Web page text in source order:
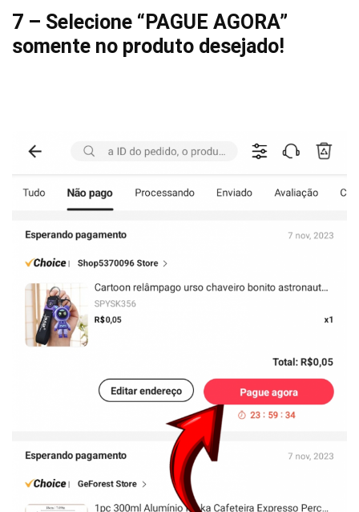
7 – Selecione “PAGUE AGORA”
somente no produto desejado!